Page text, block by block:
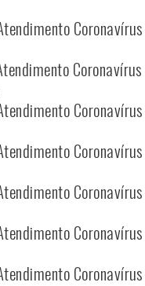
Coronavírus
Coronavírus
Coronavírus
Coronavírus
Coronavírus
Coronavírus
Coronavírus